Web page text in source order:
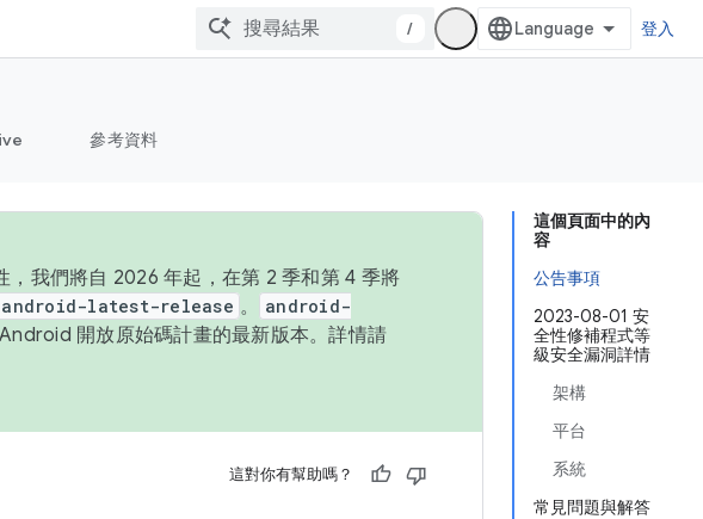
/ 登入
參考資料
這個頁面中的內
容
公告事項
2023-08-01 安
全性修補程式等
級安全漏洞詳情
架構
平台
系統
常見問題與解答
我們將自 2026 年起，在第 2 季和第 4 季將
android-latest-release 。
android-
開放原始碼計畫的最新版本。詳情請
這對你有幫助嗎？